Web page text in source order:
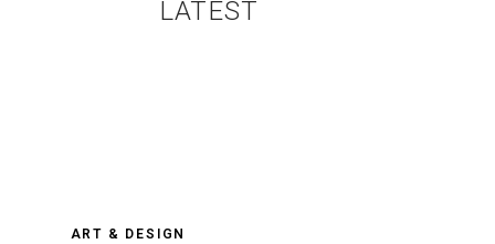
LATEST
ART & DESIGN